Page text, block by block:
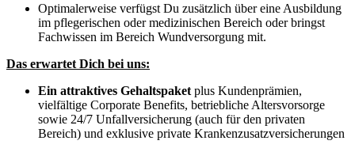
Optimalerweise verfügst Du zusätzlich über eine Ausbildung
im pflegerischen oder medizinischen Bereich oder bringst
Fachwissen im Bereich Wundversorgung mit.
Das erwartet Dich bei uns:
Ein attraktives Gehaltspaket plus Kundenprämien,
vielfältige Corporate Benefits, betriebliche Altersvorsorge
sowie 24/7 Unfallversicherung (auch für den privaten
Bereich) und exklusive private Krankenzusatzversicherungen